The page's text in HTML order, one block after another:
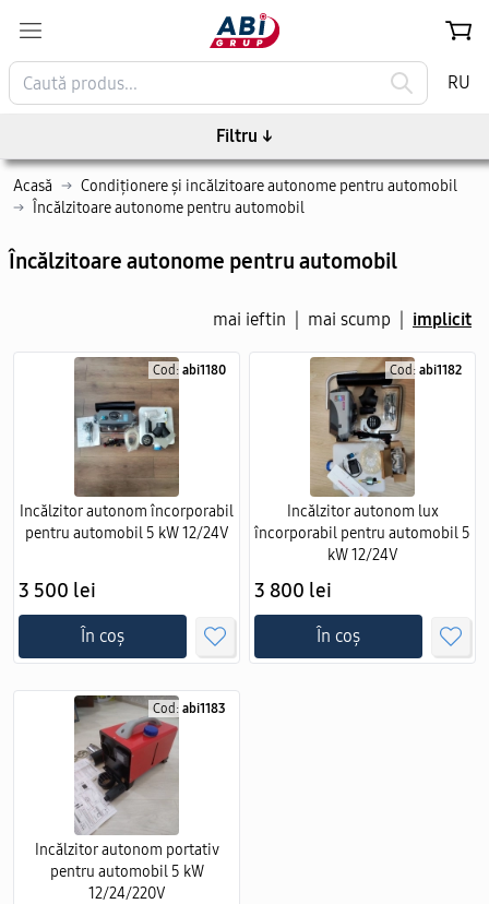
RU
Acasă → Condiționere și incălzitoare autonome pentru automobil
→
Încălzitoare autonome pentru automobil
Încălzitoare autonome pentru automobil
mai ieftin mai scump implicit
Cod: abi1180
Incălzitor autonom încorporabil
pentru automobil 5 kW 12/24V
3 500 lei
În coș
Cod: abi1182
Incălzitor autonom lux
încorporabil pentru automobil 5
kW 12/24V
3 800 lei
În coș
Cod: abi1183
Incălzitor autonom portativ
pentru automobil 5 kW
12/24/220V
Filtru ↓